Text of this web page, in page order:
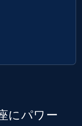
more.
にパワー